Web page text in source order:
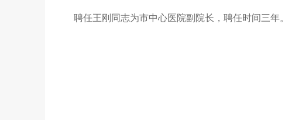
聘任王刚同志为市中心医院副院长，聘任时间三年。